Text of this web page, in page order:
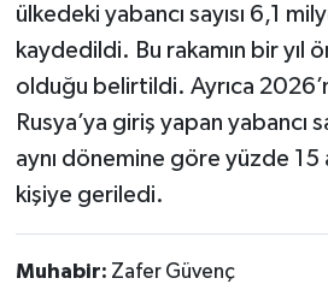
ülkedeki yabancı sayısı 6,1
kaydedildi. Bu rakamın bir yıl
olduğu belirtildi. Ayrıca
Rusya’ya giriş yapan yabancı
aynı dönemine göre yüzde
kişiye geriledi.
Muhabir: Zafer Güvenç